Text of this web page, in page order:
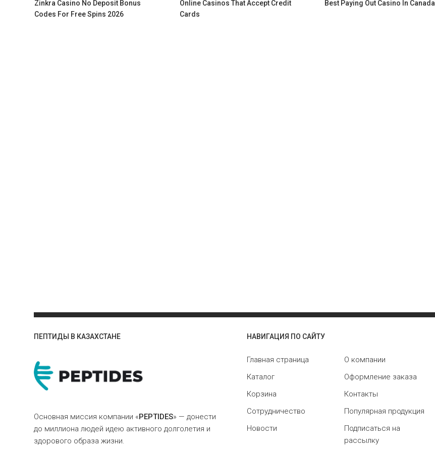
Zinkra Casino No Deposit Bonus
Codes For Free Spins 2026
Online Casinos That Accept Credit
Cards
Best Paying Out Casino In Canada
ПЕПТИДЫ В КАЗАХСТАНЕ
Основная миссия компании «PEPTIDES» — донести
до миллиона людей идею активного долголетия и
здорового образа жизни.
НАВИГАЦИЯ ПО САЙТУ
Главная страница
О компании
Каталог
Оформление заказа
Корзина
Контакты
Сотрудничество
Популярная продукция
Новости
Подписаться на
рассылку